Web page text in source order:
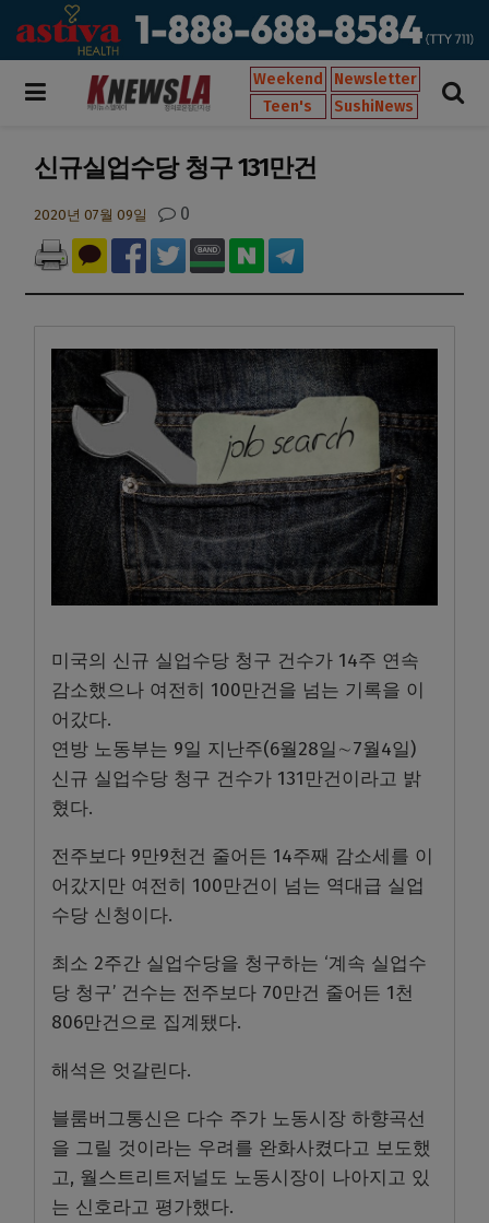
Weekend
Newsletter
Teen's
SushiNews
신규실업수당 청구 131만건
2020년 07월 09일 0
미국의 신규 실업수당 청구 건수가 14주 연속
감소했으나 여전히 100만건을 넘는 기록을 이
어갔다.
연방 노동부는 9일 지난주(6월28일∼7월4일)
신규 실업수당 청구 건수가 131만건이라고 밝
혔다.
전주보다 9만9천건 줄어든 14주째 감소세를 이
어갔지만 여전히 100만건이 넘는 역대급 실업
수당 신청이다.
최소 2주간 실업수당을 청구하는 ‘계속 실업수
당 청구’ 건수는 전주보다 70만건 줄어든 1천
806만건으로 집계됐다.
해석은 엇갈린다.
블룸버그통신은 다수 주가 노동시장 하향곡선
을 그릴 것이라는 우려를 완화사켰다고 보도했
고, 월스트리트저널도 노동시장이 나아지고 있
는 신호라고 평가했다.